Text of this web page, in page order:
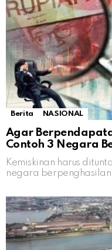
Berita NASIONAL
Agar
Contoh 3 Negara
Kemiskinan harus
negara